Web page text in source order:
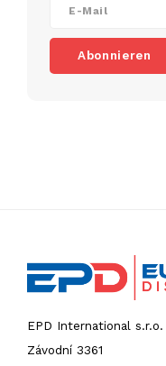
Abonnieren
EPD International s.r.o.
Závodní 3361